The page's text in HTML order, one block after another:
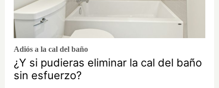
Adiós a la cal del baño
¿Y si pudieras eliminar la cal del baño
sin esfuerzo?